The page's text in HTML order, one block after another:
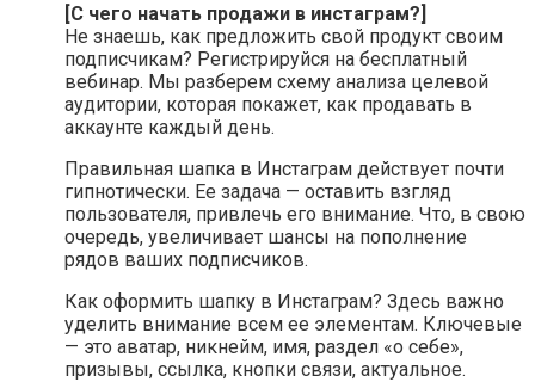
[С чего начать продажи в инстаграм?]
Не знаешь, как предложить свой продукт своим
подписчикам? Регистрируйся на бесплатный
вебинар. Мы разберем схему анализа целевой
аудитории, которая покажет, как продавать в
аккаунте каждый день.
Правильная шапка в Инстаграм действует почти
гипнотически. Ее задача — оставить взгляд
пользователя, привлечь его внимание. Что, в свою
очередь, увеличивает шансы на пополнение
рядов ваших подписчиков.
Как оформить шапку в Инстаграм? Здесь важно
уделить внимание всем ее элементам. Ключевые
— это аватар, никнейм, имя, раздел «о себе»,
призывы, ссылка, кнопки связи, актуальное.